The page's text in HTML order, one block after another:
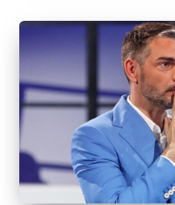
A